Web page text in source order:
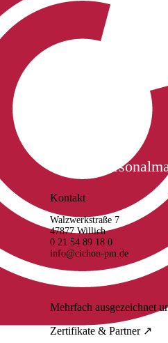
Cichon
Kontakt
Walzwerkstraße 7
47877 Willich
0 21 54 89 18 0
info@cichon-pm.de
Mehrfach ausgezeichnet
Zertifikate & Partner ↗